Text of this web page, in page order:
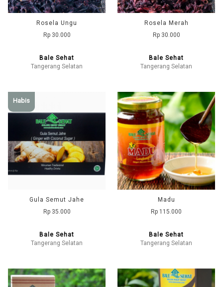
Rosela Ungu
Rp 30.000
Bale Sehat
Tangerang Selatan
Rosela Merah
Rp 30.000
Bale Sehat
Tangerang Selatan
Habis
Gula Semut Jahe
Rp 35.000
Bale Sehat
Tangerang Selatan
Madu
Rp 115.000
Bale Sehat
Tangerang Selatan